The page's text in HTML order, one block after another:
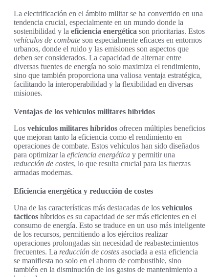
La electrificación en el ámbito militar se ha convertido en una
tendencia crucial, especialmente en un mundo donde la
sostenibilidad y la eficiencia energética son prioritarias. Estos
vehículos de combate son especialmente eficaces en entornos
urbanos, donde el ruido y las emisiones son aspectos que
deben ser considerados. La capacidad de alternar entre
diversas fuentes de energía no solo maximiza el rendimiento,
sino que también proporciona una valiosa ventaja estratégica,
facilitando la interoperabilidad y la flexibilidad en diversas
misiones.
Ventajas de los vehículos militares híbridos
Los vehículos militares híbridos ofrecen múltiples beneficios
que mejoran tanto la eficiencia como el rendimiento en
operaciones de combate. Estos vehículos han sido diseñados
para optimizar la eficiencia energética y permitir una
reducción de costes, lo que resulta crucial para las fuerzas
armadas modernas.
Eficiencia energética y reducción de costes
Una de las características más destacadas de los vehículos
tácticos híbridos es su capacidad de ser más eficientes en el
consumo de energía. Esto se traduce en un uso más inteligente
de los recursos, permitiendo a los ejércitos realizar
operaciones prolongadas sin necesidad de reabastecimientos
frecuentes. La reducción de costes asociada a esta eficiencia
se manifiesta no solo en el ahorro de combustible, sino
también en la disminución de los gastos de mantenimiento a